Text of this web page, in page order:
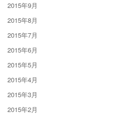
2015年9月
2015年8月
2015年7月
2015年6月
2015年5月
2015年4月
2015年3月
2015年2月